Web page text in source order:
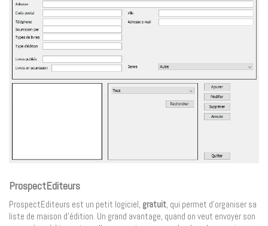
ProspectEditeurs
ProspectEditeurs est un petit logiciel, gratuit , qui permet d’organiser sa
liste de maison d’édition. Un grand avantage, quand on veut envoyer son